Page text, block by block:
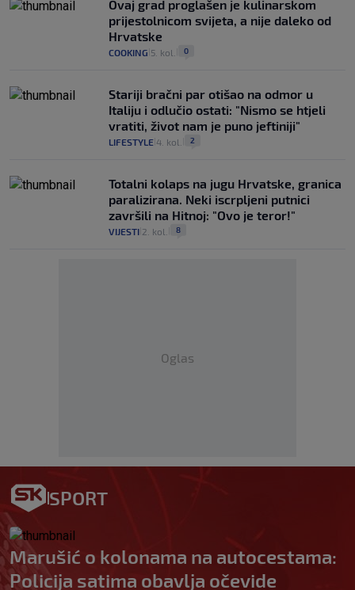
Ovaj grad proglašen je kulinarskom
prijestolnicom svijeta, a nije daleko od
Hrvatske
COOKING 5. kol. 0
Stariji bračni par otišao na odmor u
Italiju i odlučio ostati: "Nismo se htjeli
vratiti, život nam je puno jeftiniji"
LIFESTYLE 4. kol. 2
Totalni kolaps na jugu Hrvatske, granica
paralizirana. Neki iscrpljeni putnici
završili na Hitnoj: "Ovo je teror!"
VIJESTI 2. kol. 8
Oglas
SPORT
Marušić o kolonama na autocestama:
Policija satima obavlja očevide